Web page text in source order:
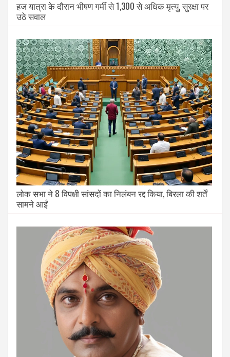
हज यात्रा के दौरान भीषण गर्मी से 1,300 से अधिक मृत्यु, सुरक्षा पर
उठे सवाल
लोक सभा ने 8 विपक्षी सांसदों का निलंबन रद्द किया, बिरला की शर्तें
सामने आईं